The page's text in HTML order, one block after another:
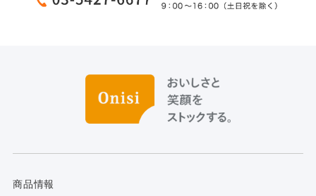
商品情報